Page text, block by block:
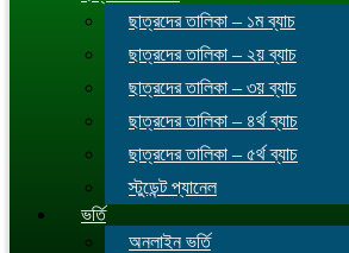
ছাত্রদের তালিকা – ১ম ব্যাচ
ছাত্রদের তালিকা – ২য় ব্যাচ
ছাত্রদের তালিকা – ৩য় ব্যাচ
ছাত্রদের তালিকা – ৪র্থ ব্যাচ
ছাত্রদের তালিকা – ৫র্থ ব্যাচ
স্টুডেন্ট প্যানেল
ভর্তি
অনলাইন ভর্তি